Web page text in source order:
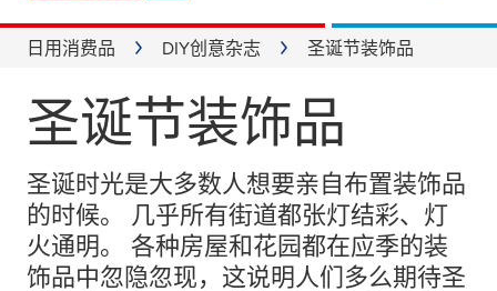
日用消费品 DIY创意杂志 圣诞节装饰品
圣诞节装饰品
圣诞时光是大多数人想要亲自布置装饰品
的时候。 几乎所有街道都张灯结彩、灯
火通明。 各种房屋和花园都在应季的装
饰品中忽隐忽现，这说明人们多么期待圣